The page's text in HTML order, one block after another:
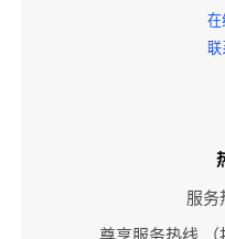
在
联
服务
尊享服务热线 （